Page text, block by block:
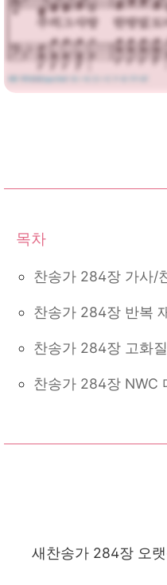
찬송가 284장 가사/
찬송가 284장 반복
찬송가 284장 고화
찬송가 284장 NWC
새찬송가 284장 오